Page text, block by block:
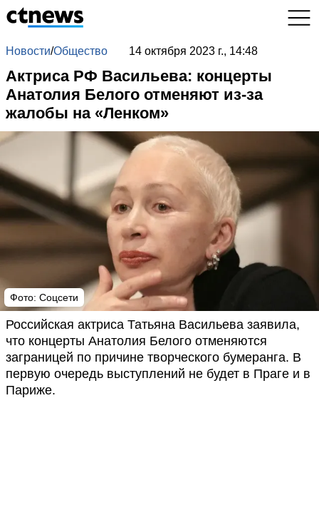
Новости/Общество 14 октября 2023 г., 14:48
Актриса РФ Васильева: концерты
Анатолия Белого отменяют из-за
жалобы на «Ленком»
Фото: Соцсети
Российская актриса Татьяна Васильева заявила,
что концерты Анатолия Белого отменяются
заграницей по причине творческого бумеранга. В
первую очередь выступлений не будет в Праге и в
Париже.